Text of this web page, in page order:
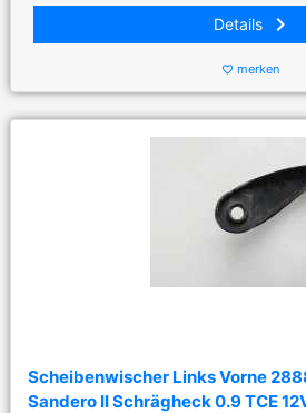
Details keyboard_arrow_right
favorite_border merken
Scheibenwischer Links Vorne
Sandero II Schrägheck 0.9 TCE